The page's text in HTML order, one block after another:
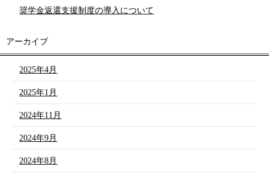
奨学金返還支援制度の導入について
アーカイブ
2025年4月
2025年1月
2024年11月
2024年9月
2024年8月